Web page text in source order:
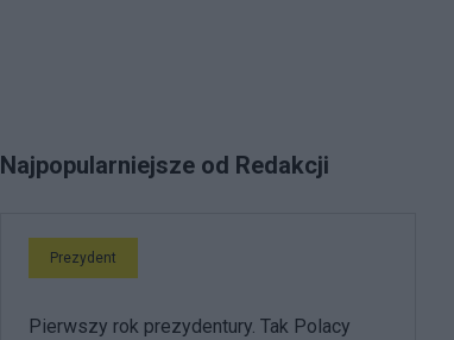
Najpopularniejsze od Redakcji
Prezydent
Pierwszy rok prezydentury. Tak Polacy